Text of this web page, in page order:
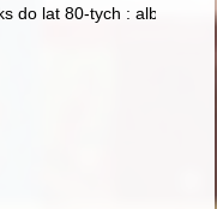
do lat 80-tych : album